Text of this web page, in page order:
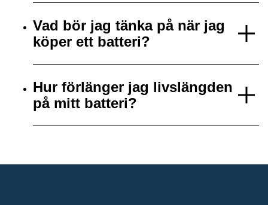
Vad bör jag tänka på när jag
köper ett batteri?
Hur förlänger jag livslängden
på mitt batteri?